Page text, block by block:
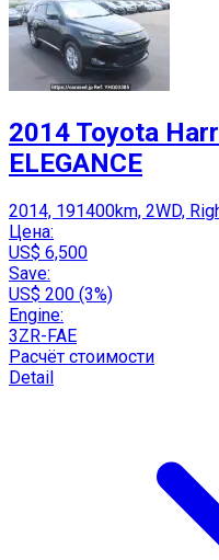
2014 Toyota
ELEGANCE
2014, 191400km, 2WD,
Цена:
US$ 6,500
Save:
US$ 200 (3%)
Engine:
3ZR-FAE
Расчёт стоимости
Detail